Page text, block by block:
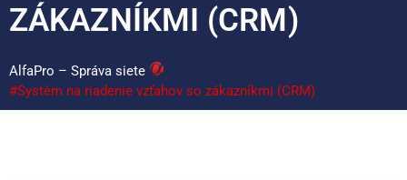
ZÁKAZNÍKMI (CRM)
AlfaPro – Správa siete
#Systém na riadenie vzťahov so zákazníkmi (CRM)